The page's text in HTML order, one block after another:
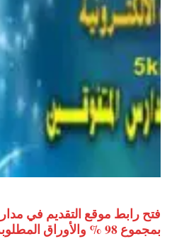
بمجموع 98 % والأوراق المطلوبة